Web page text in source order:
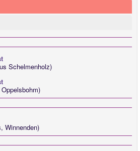
Schelmenholz)
Winnenden)